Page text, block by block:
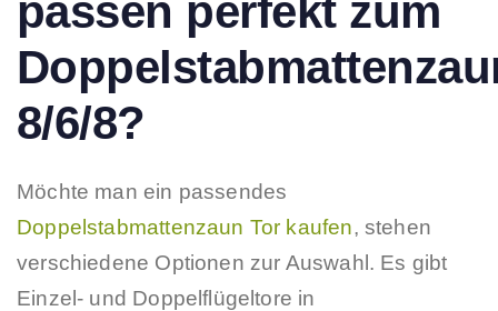
passen perfekt zum
8/6/8?
Möchte man ein passendes
Doppelstabmattenzaun Tor kaufen, stehen
verschiedene Optionen zur Auswahl. Es gibt
Einzel- und Doppelflügeltore in